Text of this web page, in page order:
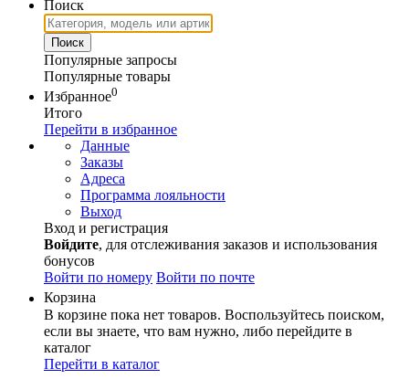
Поиск
Популярные запросы
Популярные товары
Избранное0
Итого
Перейти в избранное
Данные
Заказы
Адреса
Программа лояльности
Выход
Вход и регистрация
Войдите, для отслеживания заказов и использования
бонусов
Войти по номеру Войти по почте
Корзина
В корзине пока нет товаров. Воспользуйтесь поиском,
если вы знаете, что вам нужно, либо перейдите в
каталог
Перейти в каталог